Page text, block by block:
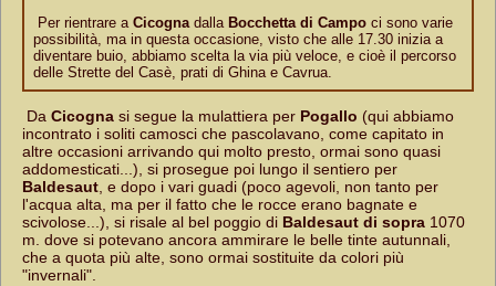
Per rientrare a Cicognadalla Bocchetta di Campo ci sono varie
possibilità, ma in questa occasione, visto che alle 17.30 inizia a
diventare buio, abbiamo scelta la via più veloce, e cioè il percorso
delle Strette del Casè, prati di Ghina e Cavrua.
Da Cicogna si segue la mulattiera per Pogallo (qui abbiamo
incontrato i soliti camosci che pascolavano, come capitato in
altre occasioni arrivando qui molto presto, ormai sono quasi
addomesticati...), si prosegue poi lungo il sentiero per
Baldesaut, e dopo i vari guadi (poco agevoli, non tanto per
l'acqua alta, ma per il fatto che le rocce erano bagnate e
scivolose...), si risale al bel poggio di Baldesaut di sopra 1070
m. dove si potevano ancora ammirare le belle tinte autunnali,
che a quota più alte, sono ormai sostituite da colori più
"invernali".